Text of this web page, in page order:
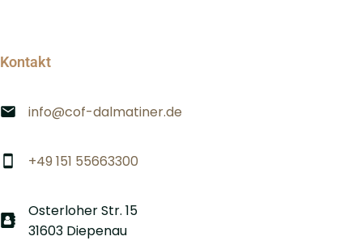
Kontakt
info@cof-dalmatiner.de
+49 151 55663300
Osterloher Str. 15
31603 Diepenau